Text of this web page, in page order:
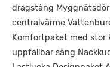
dragstång
centralvärme
Komfortpaket med stor
uppfällbar säng